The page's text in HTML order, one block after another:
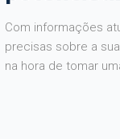
Com informações
precisas sobre a
na hora de tomar